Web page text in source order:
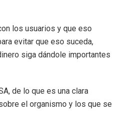
los usuarios y que eso
evitar que eso suceda,
siga dándole importantes
de lo que es una clara
el organismo y los que se